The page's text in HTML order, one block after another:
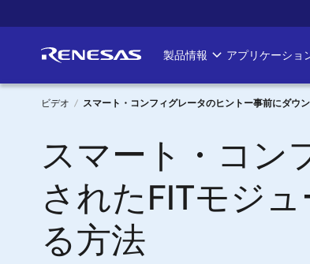
イ
ン
Main
navigation
製品情報 アプリケーショ
パ
ン
く
ず
ビデオ スマート・コンフィグレータのヒントー事前にダウ
スマート・コン
されたFITモジ
る方法